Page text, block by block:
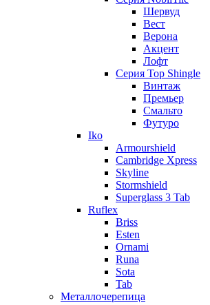
Шервуд
Вест
Верона
Акцент
Лофт
Серия Top Shingle
Винтаж
Премьер
Смальто
Футуро
Iko
Armourshield
Cambridge Xpress
Skyline
Stormshield
Superglass 3 Tab
Ruflex
Briss
Esten
Ornami
Runa
Sota
Tab
Металлочерепица